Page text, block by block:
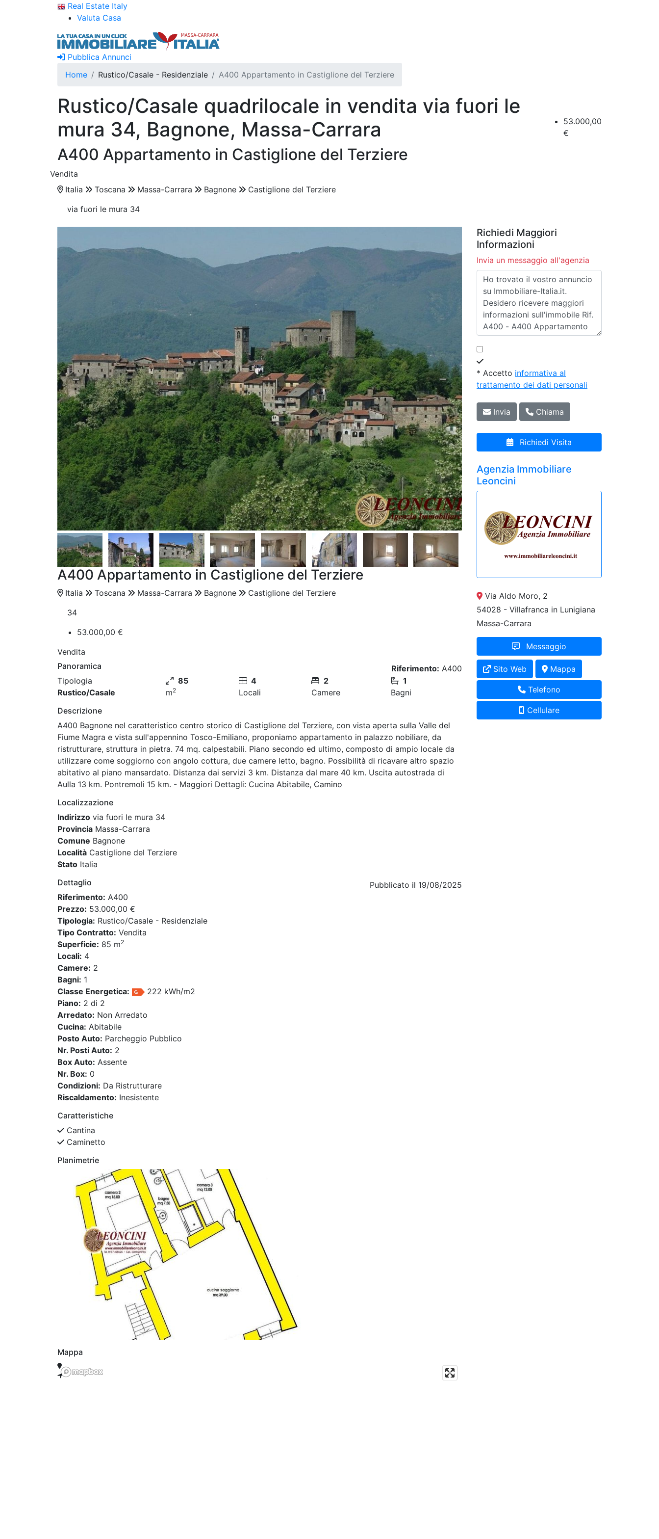
Real Estate Italy
Valuta Casa
Pubblica Annunci
Home
Rustico/Casale - Residenziale A400 Appartamento in Castiglione del Terziere
Rustico/Casale quadrilocale in vendita via fuori le
mura 34, Bagnone, Massa-Carrara
A400 Appartamento in Castiglione del Terziere
53.000,00
€
Vendita
Italia
Toscana Massa-Carrara Bagnone
Castiglione del Terziere
via fuori le mura 34
A400 Appartamento in Castiglione del Terziere
Italia Toscana Massa-Carrara Bagnone
Castiglione del Terziere
34
53.000,00 €
Vendita
Panoramica
Riferimento: A400
Tipologia
Rustico/Casale
85
m2
4
Locali
2
Camere
1
Bagni
Descrizione
A400 Bagnone nel caratteristico centro storico di Castiglione del Terziere, con vista aperta sulla Valle del
Fiume Magra e vista sull'appennino Tosco-Emiliano, proponiamo appartamento in palazzo nobiliare, da
ristrutturare, struttura in pietra. 74 mq. calpestabili. Piano secondo ed ultimo, composto di ampio locale da
utilizzare come soggiorno con angolo cottura, due camere letto, bagno. Possibilità di ricavare altro spazio
abitativo al piano mansardato. Distanza dai servizi 3 km. Distanza dal mare 40 km. Uscita autostrada di
Aulla 13 km. Pontremoli 15 km. - Maggiori Dettagli: Cucina Abitabile, Camino
Localizzazione
Indirizzo via fuori le mura 34
Provincia Massa-Carrara
Comune Bagnone
Località Castiglione del Terziere
Stato Italia
Dettaglio
Pubblicato il 19/08/2025
Riferimento: A400
Prezzo: 53.000,00 €
Tipologia: Rustico/Casale - Residenziale
Tipo Contratto: Vendita
Superficie: 85 m2
Locali: 4
Camere: 2
Bagni: 1
Classe Energetica:
222 kWh/m2
Piano: 2 di 2
Arredato: Non Arredato
Cucina: Abitabile
Posto Auto: Parcheggio Pubblico
Nr. Posti Auto: 2
Box Auto: Assente
Nr. Box: 0
Condizioni: Da Ristrutturare
Riscaldamento: Inesistente
Caratteristiche
Cantina
Caminetto
Planimetrie
Mappa
Richiedi Maggiori
Informazioni
Invia un messaggio all'agenzia
* Accetto informativa al
trattamento dei dati personali
Invia Chiama
Richiedi Visita
Agenzia Immobiliare
Leoncini
Via Aldo Moro, 2
54028 - Villafranca in Lunigiana
Massa-Carrara
Messaggio
Sito Web Mappa
Telefono
Cellulare